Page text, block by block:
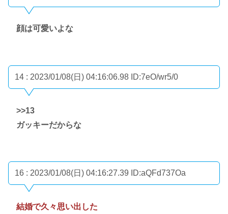
顔は可愛いよな
14 : 2023/01/08(日) 04:16:06.98 ID:7eO/wr5/0
>>13
ガッキーだからな
16 : 2023/01/08(日) 04:16:27.39 ID:aQFd737Oa
結婚で久々思い出した